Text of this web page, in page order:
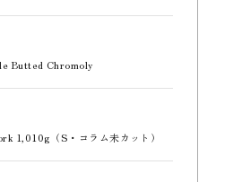
Butted Chromoly
1,010g（S・コラム未カット）